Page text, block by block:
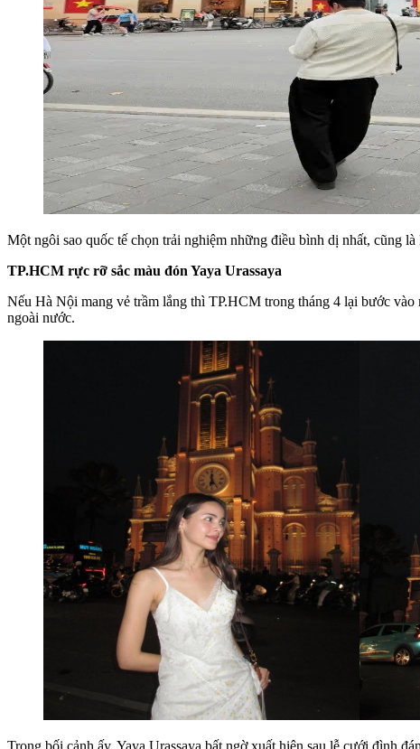
Một ngôi sao quốc tế chọn trải nghiệm những điều bình dị nhất, cũng
TP.HCM rực rỡ sắc màu đón Yaya Urassaya
Nếu Hà Nội mang vẻ trầm lắng thì TP.HCM trong tháng 4 lại bước
ngoài nước.
Trong bối cảnh ấy, Yaya Urassaya bất ngờ xuất hiện sau lễ cưới đình